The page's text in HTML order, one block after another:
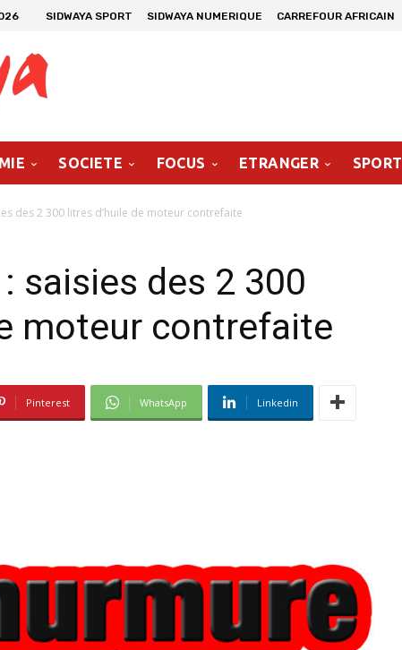
SIDWAYA SPORT SIDWAYA NUMERIQUE CARREFOUR AFRICAIN
SOCIETE FOCUS ETRANGER SPORT
des 2 300 litres d’huile de moteur contrefaite
saisies des 2 300
moteur contrefaite
Pinterest WhatsApp Linkedin